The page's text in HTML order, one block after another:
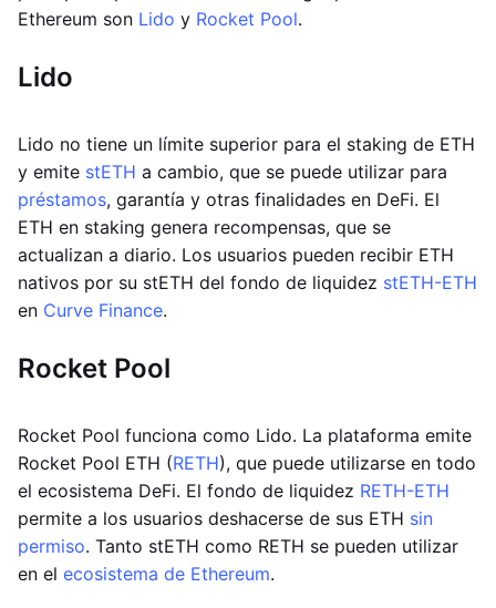
Ethereum son Lido y Rocket Pool.
Lido
Lido no tiene un límite superior para el staking de ETH
y emite stETH a cambio, que se puede utilizar para
préstamos, garantía y otras finalidades en DeFi. El
ETH en staking genera recompensas, que se
actualizan a diario. Los usuarios pueden recibir ETH
nativos por su stETH del fondo de liquidez stETH-ETH
en Curve Finance.
Rocket Pool
Rocket Pool funciona como Lido. La plataforma emite
Rocket Pool ETH (RETH), que puede utilizarse en todo
el ecosistema DeFi. El fondo de liquidez RETH-ETH
permite a los usuarios deshacerse de sus ETH sin
permiso. Tanto stETH como RETH se pueden utilizar
en el ecosistema de Ethereum.